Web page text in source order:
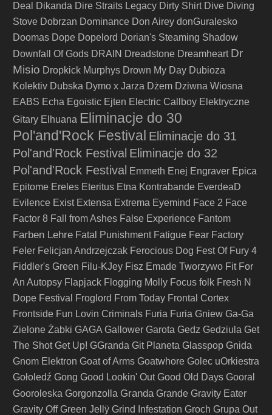
Deal
Dikanda Dire Straits Legacy Dirty Shirt Dive Diving
Stove Dobrzan Dominance Don Airey donGuralesko
Doomas Dope Dopelord Dorian's Steaming Shadow
Downfall Of Gods DRAIN Dreadstone Dreamheart Dr
Misio Dropkick Murphys Drown My Day Dubioza
Kolektiv Dubska Dymo x Jarza Dżem Dziwna Wiosna
EABS Echa Egoistic Ejten Electric Callboy Elektryczne
Gitary Elhuana Eliminacje do 30
Pol'and'Rock Festival Eliminacje do 31
Pol'and'Rock Festival Eliminacje do 32
Pol'and'Rock Festival Emmeth Enej Engraver Epica
Epitome Ereles Eteritus Etna Kontrabande EverdeaD
Evilence Exist Extensa Extrema Eyemind Face 2 Face
Factor 8 Fall from Ashes False Experience Fantom
Farben Lehre Fatal Punishment Fatigue Fear Factory
Feler Felicjan Andrzejczak Ferocious Dog Fest Of Fury 4
Fiddler's Green Filu-KJey Fisz Emade Tworzywo Fit For
An Autopsy Flapjack Flogging Molly Focus folk Fresh N
Dope Festival
Froglord From Today Frontal Cortex
Frontside Fun Lovin Criminals Furia Furia Gniew Ga-Ga
Zielone Żabki GAGA Gallower Garota Gedz Gedziula Get
The Shot Get Up! GGranda Git Planeta Glasspop Gnida
Gnom Elektron Goat of Arms Goatwhore Golec uOrkiestra
Gołoledź Gong Good Lookin' Out Good Old Days Gooral
Gooroleska Gorgonzolla Granda Grande Gravity Eater
Gravity Off Green Jellÿ Grind Infestation Groch Grupa Out